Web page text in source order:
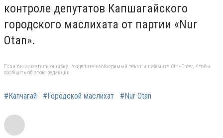
контроле депутатов Капшагайского
городского маслихата от партии «Nur
Otan».
Если вы заметили ошибку, выделите необходимый текст и нажмите Ctrl+Enter, чтобы
сообщить об этом редакции
#Капчагай #Городской маслихат #Nur Otan